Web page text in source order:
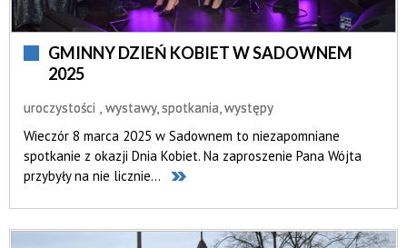
GMINNY DZIEŃ KOBIET W SADOWNEM
2025
uroczystości
wystawy, spotkania, występy
Wieczór 8 marca 2025 w Sadownem to niezapomniane
spotkanie z okazji Dnia Kobiet. Na zaproszenie Pana Wójta
przybyły na nie licznie...